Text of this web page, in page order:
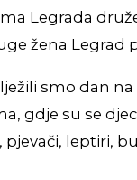
Legrada
žena Legrad
smo dan
gdje su se
pjevači, leptiri,